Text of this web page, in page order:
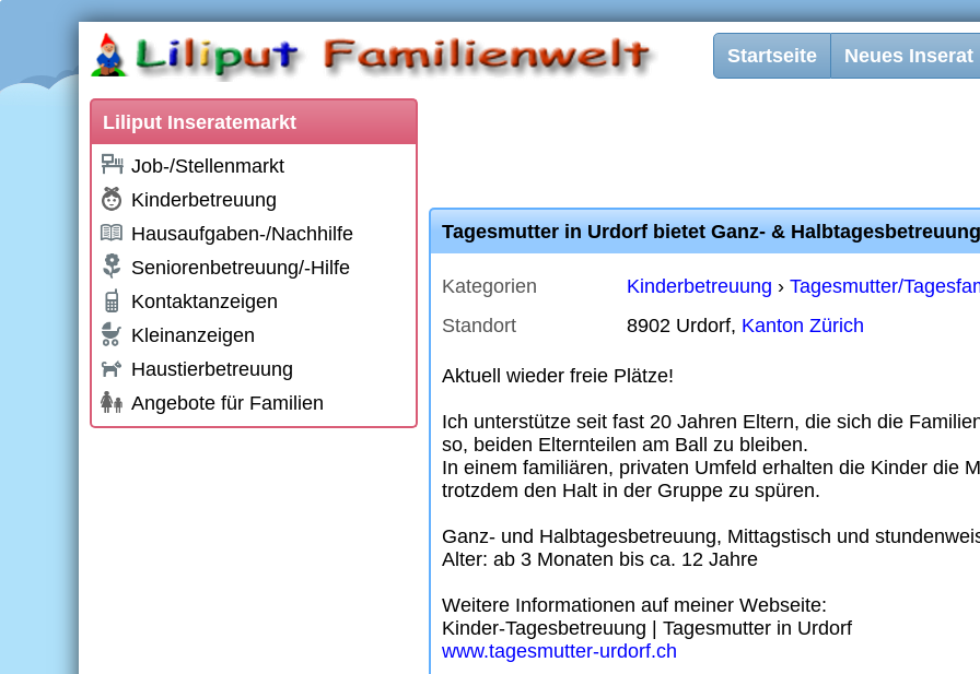
Startseite Neues Inserat
Liliput Inseratemarkt
Job-/Stellenmarkt
Kinderbetreuung
Hausaufgaben-/Nachhilfe
Seniorenbetreuung/-Hilfe
Kontaktanzeigen
Kleinanzeigen
Haustierbetreuung
Angebote für Familien
Tagesmutter in Urdorf bietet Ganz- &
Kategorien Kinderbetreuung ›Tagesmutter/
Standort
8902 Urdorf, Kanton Zürich
Aktuell wieder freie Plätze!
Ich unterstütze seit fast 20 Jahren Eltern, die sich die
so, beiden Elternteilen am Ball zu bleiben.
In einem familiären, privaten Umfeld erhalten die Kinder die
trotzdem den Halt in der Gruppe zu spüren.
Ganz- und Halbtagesbetreuung, Mittagstisch und
Alter: ab 3 Monaten bis ca. 12 Jahre
Weitere Informationen auf meiner Webseite:
Kinder-Tagesbetreuung | Tagesmutter in Urdorf
www.tagesmutter-urdorf.ch